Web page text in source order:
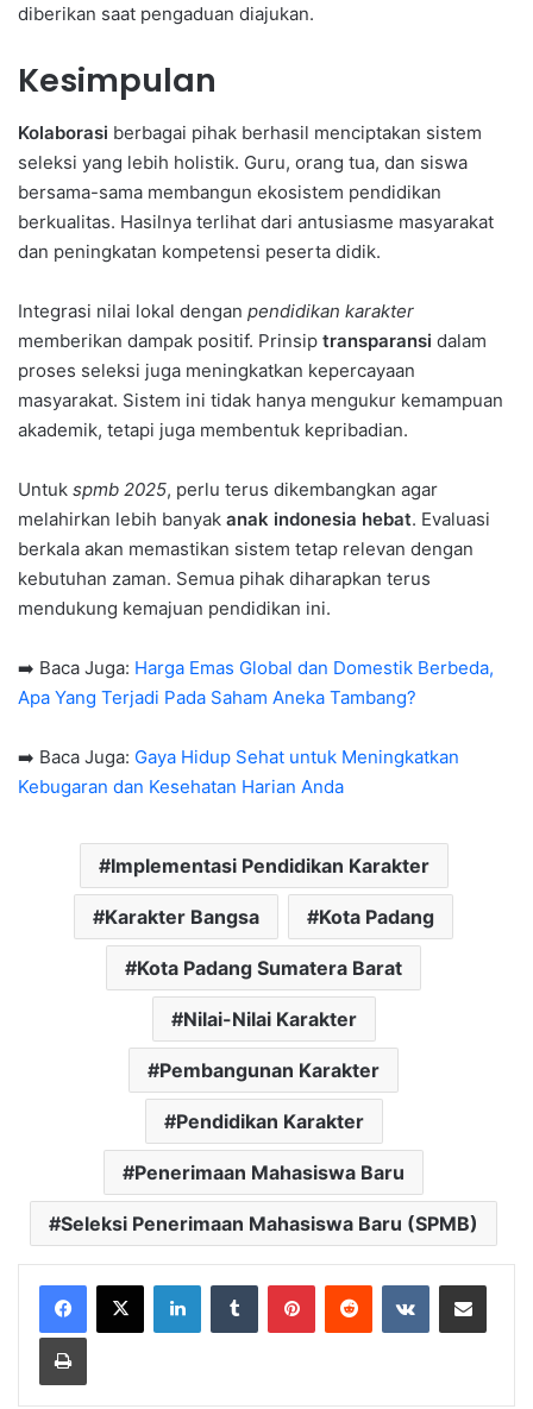
diberikan saat pengaduan diajukan.
Kesimpulan
Kolaborasi berbagai pihak berhasil menciptakan sistem
seleksi yang lebih holistik. Guru, orang tua, dan siswa
bersama-sama membangun ekosistem pendidikan
berkualitas. Hasilnya terlihat dari antusiasme masyarakat
dan peningkatan kompetensi peserta didik.
Integrasi nilai lokal dengan pendidikan karakter
memberikan dampak positif. Prinsip transparansi dalam
proses seleksi juga meningkatkan kepercayaan
masyarakat. Sistem ini tidak hanya mengukur kemampuan
akademik, tetapi juga membentuk kepribadian.
Untuk spmb 2025, perlu terus dikembangkan agar
melahirkan lebih banyak anak indonesia hebat. Evaluasi
berkala akan memastikan sistem tetap relevan dengan
kebutuhan zaman. Semua pihak diharapkan terus
mendukung kemajuan pendidikan ini.
➡️ Baca Juga: Harga Emas Global dan Domestik Berbeda,
Apa Yang Terjadi Pada Saham Aneka Tambang?
➡️ Baca Juga: Gaya Hidup Sehat untuk Meningkatkan
Kebugaran dan Kesehatan Harian Anda
Implementasi Pendidikan Karakter
Karakter Bangsa Kota Padang
Kota Padang Sumatera Barat
Nilai-Nilai Karakter
Pembangunan Karakter
Pendidikan Karakter
Penerimaan Mahasiswa Baru
Seleksi Penerimaan Mahasiswa Baru (SPMB)
LinkedInTumblr PinterestReddit VKontakteShare via Email
Print